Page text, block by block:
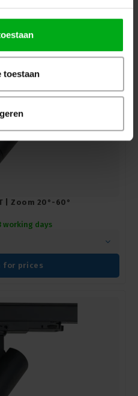
toestaan
| Zoom 20°-60°
working days
for prices